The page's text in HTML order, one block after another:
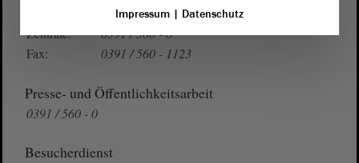
Telefon und Fax
Zentrale:
0391 / 560 - 0
Fax:
0391 / 560 - 1123
Presse- und Öffentlichkeitsarbeit
0391 / 560 - 0
Besucherdienst
Impressum| Datenschutz